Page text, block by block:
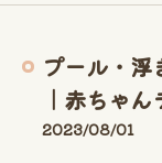
プール・
｜赤ちゃ
2023/08/01